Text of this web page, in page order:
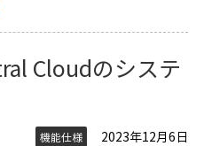
Cloudのシステ
機能仕様
2023年12月6日